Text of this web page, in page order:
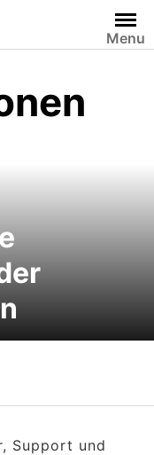
Menu
Support und